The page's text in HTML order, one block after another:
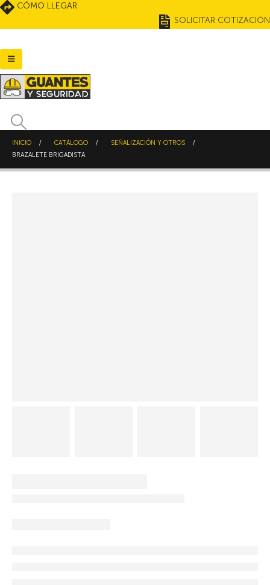
CÓMO LLEGAR
SOLICITAR COTIZACIÓN
INICIO CATÁLOGO
SEÑALIZACIÓN Y OTROS
BRAZALETE BRIGADISTA